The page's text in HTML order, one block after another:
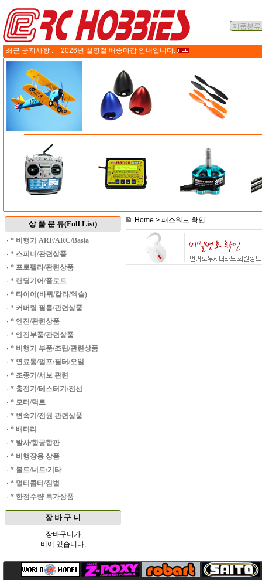
최근 공지사항 : 2026년 설명절 배송마감 안내입니다.
상 품 분 류(Full List)
· * 비행기 ARF/ARC/Basla
· * 스피너/관련상품
· * 프로펠라/관련상품
· * 랜딩기어/플로트
· * 타이어(바퀴/칼라/엑슬)
· * 커버링 필름/관련상품
· * 엔진/관련상품
· * 엔진부품/관련상품
· * 비행기 부품/조립/관련상품
· * 연료통/펌프/필터/오일
· * 조종기/서보 관련
· * 충전기/테스터기/전선
· * 모터/덕트
· * 변속기/전원 관련상품
· * 배터리
· * 발사/항공합판
· * 비행장용 상품
· * 볼트/너트/기타
· * 멀티콥터/짐벌
· * 한정수량 특가상품
장 바 구 니
장바구니가
비어 있습니다.
Home > 패스워드 확인